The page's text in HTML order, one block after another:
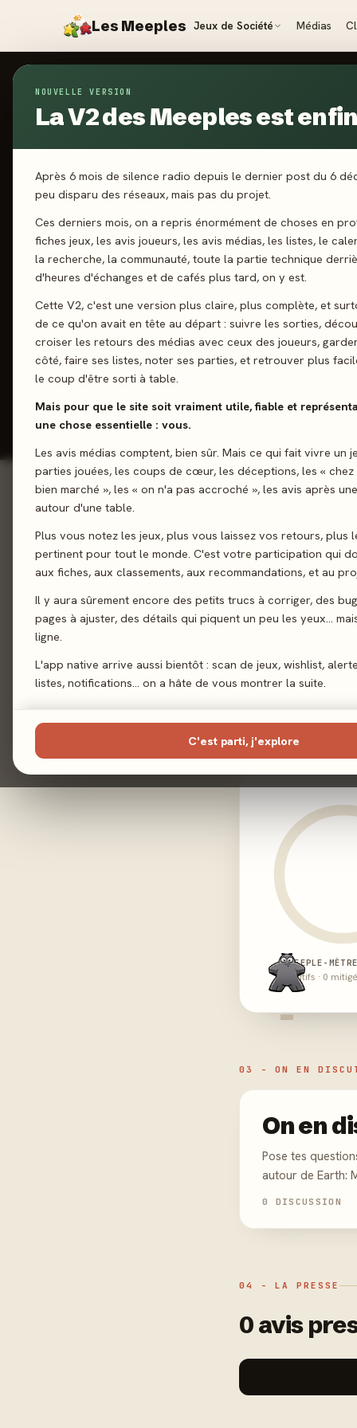
Les Meeples Jeux de Société Médias
NOUVELLE VERSION
La V2 des Meeples est
Après 6 mois de silence radio depuis le dernier post du 6
peu disparu des réseaux, mais pas du projet.
Ces derniers mois, on a repris énormément de choses en
fiches jeux, les avis joueurs, les avis médias, les listes, le
la recherche, la communauté, toute la partie technique
d'heures d'échanges et de cafés plus tard, on y est.
Cette V2, c'est une version plus claire, plus complète, et
de ce qu'on avait en tête au départ : suivre les sorties,
croiser les retours des médias avec ceux des joueurs,
côté, faire ses listes, noter ses parties, et retrouver plus
le coup d'être sorti à table.
Mais pour que le site soit vraiment utile, fiable et
une chose essentielle : vous.
Les avis médias comptent, bien sûr. Mais ce qui fait vivre un
parties jouées, les coups de cœur, les déceptions, les « chez
bien marché », les « on n'a pas accroché », les avis après
autour d'une table.
Plus vous notez les jeux, plus vous laissez vos retours, plus
pertinent pour tout le monde. C'est votre participation qui
aux fiches, aux classements, aux recommandations, et au
Il y aura sûrement encore des petits trucs à corriger, des
pages à ajuster, des détails qui piquent un peu les yeux…
ligne.
L'app native arrive aussi bientôt : scan de jeux, wishlist,
listes, notifications… on a hâte de vous montrer la suite.
C'est parti, j'explore
Jeux / Earth: Module Catastrophes - Extension
1-5 joueurs
J'ai
01 Le jeu
02Le verdict
03On en discute
04La presse
Les joueurs
07Similaires
Quand la nature
pour perturber vos
la cible choisie et
bouleversera ses
02 - LE VERDICT
-
MEEPLE-
0 positifs · 0
03 - ON EN
On en
Pose tes
autour de Earth:
0 DISCUSSION
04 - LA PRESSE
0 avis